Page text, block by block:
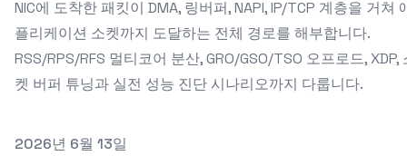
NIC에 도착한 패킷이 DMA, 링버퍼, NAPI, IP/TCP 계층을 거쳐
플리케이션 소켓까지 도달하는 전체 경로를 해부합니다.
RSS/RPS/RFS 멀티코어 분산, GRO/GSO/TSO 오프로드, XDP,
켓 버퍼 튜닝과 실전 성능 진단 시나리오까지 다룹니다.
Published on
2026년 6월 13일